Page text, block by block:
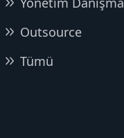
Outsource
Tümü